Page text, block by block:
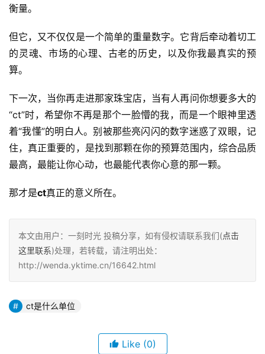
衡量。
但它，又不仅仅是一个简单的重量数字。它背后牵动着切工
的灵魂、市场的心理、古老的历史，以及你我最真实的预
算。
下一次，当你再走进那家珠宝店，当有人再问你想要多大的
“ct”时，希望你不再是那个一脸懵的我，而是一个眼神里透
着“我懂”的明白人。别被那些亮闪闪的数字迷惑了双眼，记
住，真正重要的，是找到那颗在你的预算范围内，综合品质
最高，最能让你心动，也最能代表你心意的那一颗。
那才是ct真正的意义所在。
本文由用户：一刻时光 投稿分享，如有侵权请联系我们(点击
这里联系)处理，若转载，请注明出处：
http://wenda.yktime.cn/16642.html
ct是什么单位
Like (0)